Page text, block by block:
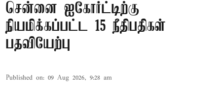
சென்னை ஐகோர்ட்டிற்கு
நியமிக்கப்பட்ட 15 நீதிபதிகள்
பதவியேற்பு
Published on: 09 Aug 2026, 9:28 am